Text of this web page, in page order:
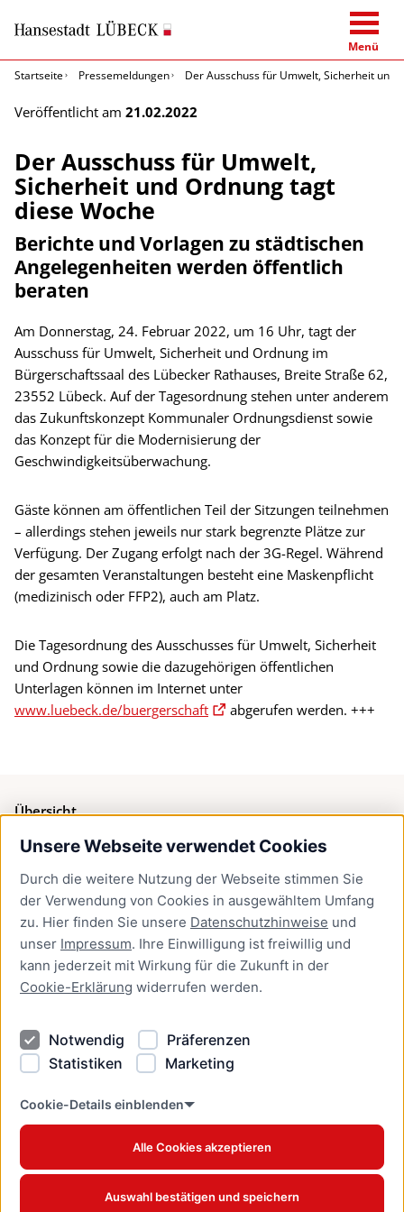
Unsere Webseite verwendet Cookies
Durch die weitere Nutzung der Webseite stimmen Sie
der Verwendung von Cookies in ausgewähltem Umfang
zu. Hier finden Sie unsere Datenschutzhinweise und
unser Impressum. Ihre Einwilligung ist freiwillig und
kann jederzeit mit Wirkung für die Zukunft in der
Cookie-Erklärung widerrufen werden.
Notwendig
Präferenzen
Statistiken
Marketing
Cookie-Details einblenden
Alle Cookies akzeptieren
Auswahl bestätigen und speichern
Menü
Startseite
Pressemeldungen Der Ausschuss für Umwelt, Sicherheit und
Veröffentlicht am 21.02.2022
Der Ausschuss für Umwelt,
Sicherheit und Ordnung tagt
diese Woche
Berichte und Vorlagen zu städtischen
Angelegenheiten werden öffentlich
beraten
Am Donnerstag, 24. Februar 2022, um 16 Uhr, tagt der
Ausschuss für Umwelt, Sicherheit und Ordnung im
Bürgerschaftssaal des Lübecker Rathauses, Breite Straße 62,
23552 Lübeck. Auf der Tagesordnung stehen unter anderem
das Zukunftskonzept Kommunaler Ordnungsdienst sowie
das Konzept für die Modernisierung der
Geschwindigkeitsüberwachung.
Gäste können am öffentlichen Teil der Sitzungen teilnehmen
– allerdings stehen jeweils nur stark begrenzte Plätze zur
Verfügung. Der Zugang erfolgt nach der 3G-Regel. Während
der gesamten Veranstaltungen besteht eine Maskenpflicht
(medizinisch oder FFP2), auch am Platz.
Die Tagesordnung des Ausschusses für Umwelt, Sicherheit
und Ordnung sowie die dazugehörigen öffentlichen
Unterlagen können im Internet unter
www.luebeck.de/buergerschaft
abgerufen werden. +++
Übersicht
Bürgerservice
Presse
Newsletter Lübeck:kompakt
Kontakt
Kontakt
Datenschutzhinweise
Barrierefreiheit
Cookie Erklärung
www.luebeck.de